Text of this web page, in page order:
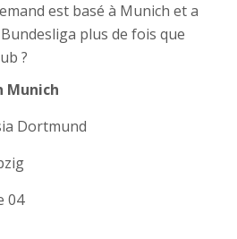
est basé à Munich et a
plus de fois que
?
Munich
Dortmund
04